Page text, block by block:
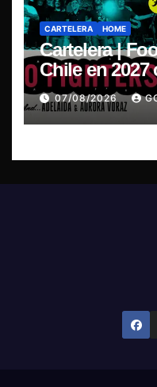
CARTELERA HOME
Cartelera |
Chile en 2027
Cover Tour
07/08/2026